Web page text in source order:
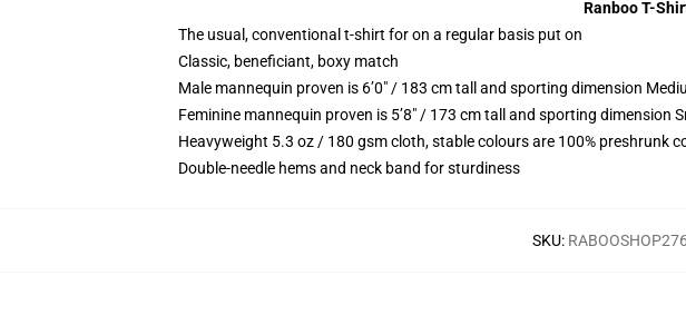
Ranboo T-
The usual, conventional t-shirt for on a regular basis put on
Classic, beneficiant, boxy match
Male mannequin proven is 6’0″ / 183 cm tall and sporting dimension
Feminine mannequin proven is 5’8″ / 173 cm tall and sporting dimension
Heavyweight 5.3 oz / 180 gsm cloth, stable colours are 100% preshrunk
Double-needle hems and neck band for sturdiness
SKU: